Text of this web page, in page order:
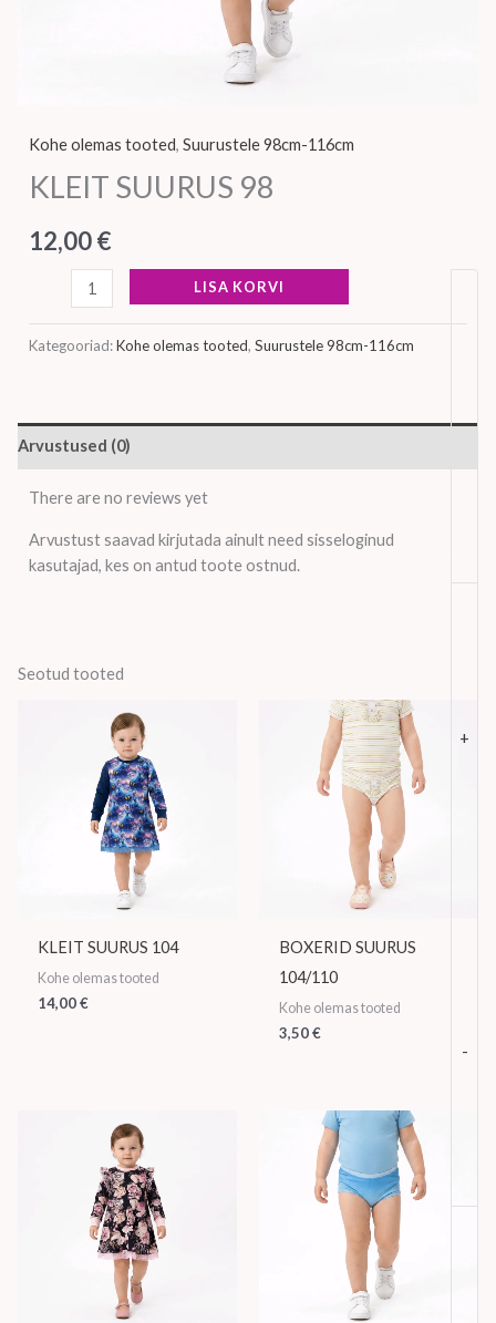
Kohe olemas tooted, Suurustele 98cm-116cm
KLEIT SUURUS 98
12,00€
-
+
LISA KORVI
Kategooriad:Kohe olemas tooted, Suurustele 98cm-116cm
Arvustused (0)
There are no reviews yet
Arvustust saavad kirjutada ainult need sisseloginud
kasutajad, kes on antud toote ostnud.
Seotud tooted
KLEIT SUURUS 104
Kohe olemas tooted
14,00€
BOXERID SUURUS
104/110
Kohe olemas tooted
3,50€